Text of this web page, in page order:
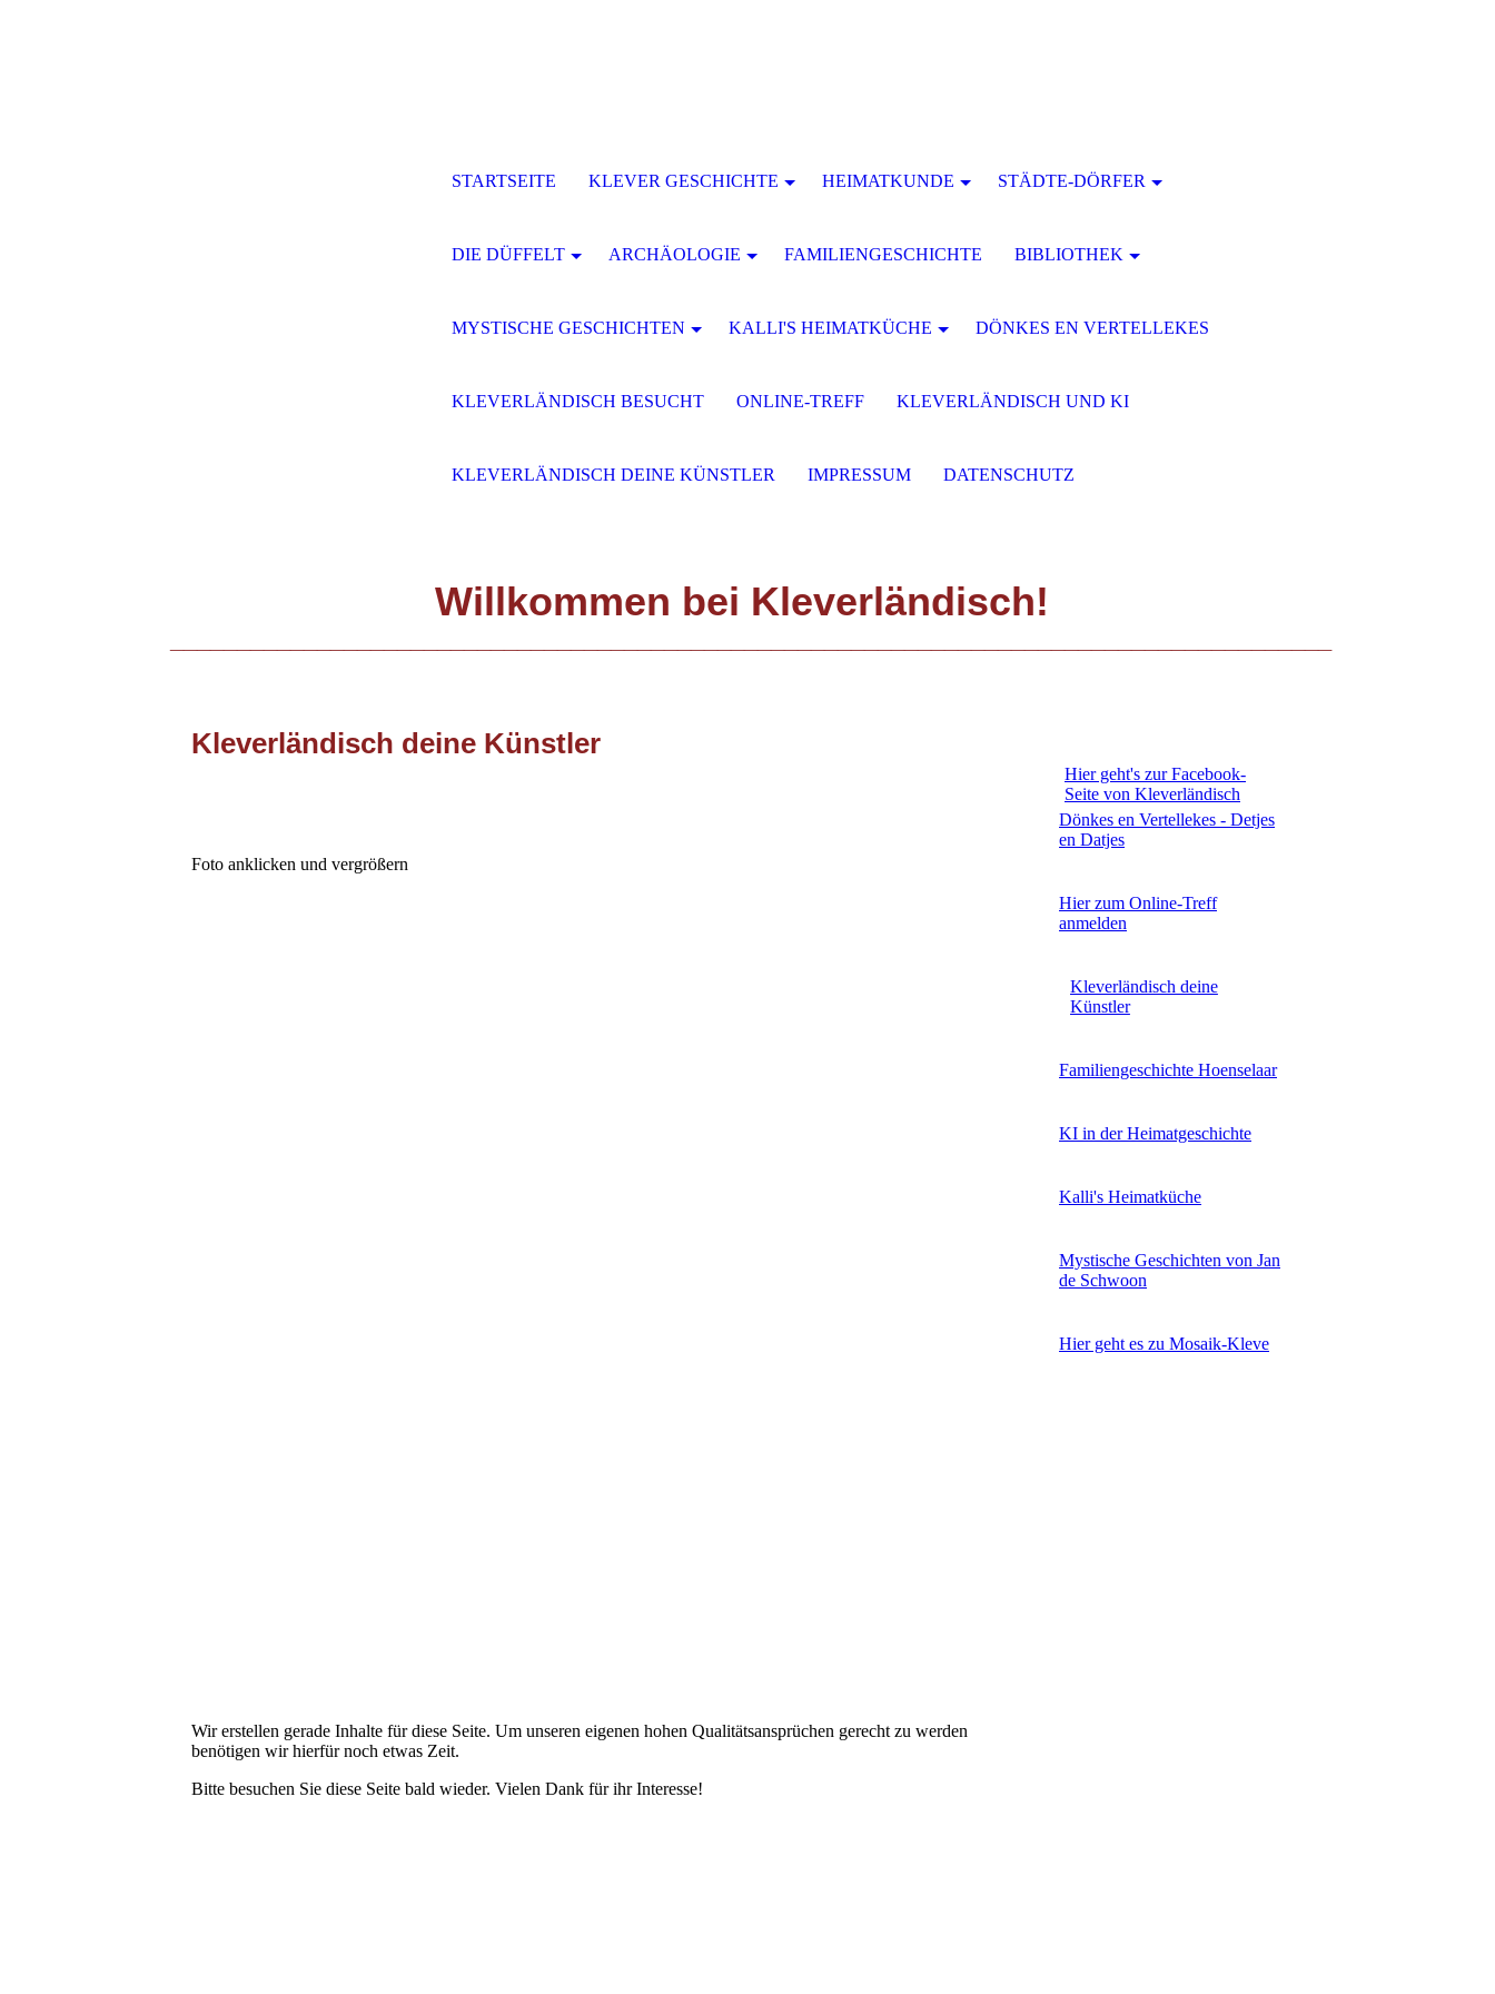
Willkommen bei Kleverländisch!
Kleverländisch deine Künstler
Foto anklicken und vergrößern
Wir erstellen gerade Inhalte für diese Seite. Um unseren eigenen hohen Qualitätsansprüchen gerecht zu werden
benötigen wir hierfür noch etwas Zeit.
Bitte besuchen Sie diese Seite bald wieder. Vielen Dank für ihr Interesse!
Hier geht's zur Facebook-
Seite von Kleverländisch
Dönkes en Vertellekes - Detjes
en Datjes
Hier zum Online-Treff
anmelden
Kleverländisch deine
Künstler
Familiengeschichte Hoenselaar
KI in der Heimatgeschichte
Kalli's Heimatküche
Mystische Geschichten von Jan
de Schwoon
Hier geht es zu Mosaik-Kleve
STARTSEITE KLEVER GESCHICHTE HEIMATKUNDE STÄDTE-DÖRFER
DIE DÜFFELT ARCHÄOLOGIE FAMILIENGESCHICHTE BIBLIOTHEK
MYSTISCHE GESCHICHTEN KALLI'S HEIMATKÜCHE DÖNKES EN VERTELLEKES
KLEVERLÄNDISCH BESUCHT ONLINE-TREFF KLEVERLÄNDISCH UND KI
KLEVERLÄNDISCH DEINE KÜNSTLER IMPRESSUM DATENSCHUTZ